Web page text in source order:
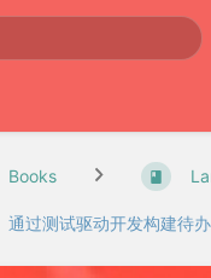
Books
通过测试驱动开发构建待